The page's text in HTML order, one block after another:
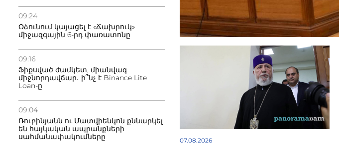
09:24
Օձունում կայացել է «Ճախրուկ»
միջազգային 6-րդ փառատոնը
09:16
Ֆիքսված ժամկետ, միանվագ
միջնորդավճար․ ի՞նչ է Binance Lite
Loan-ը
09:04
Ռուբինյանն ու Մատվիենկոն քննարկել
են հայկական ապրանքների
սահմանափակումները
07.08.2026